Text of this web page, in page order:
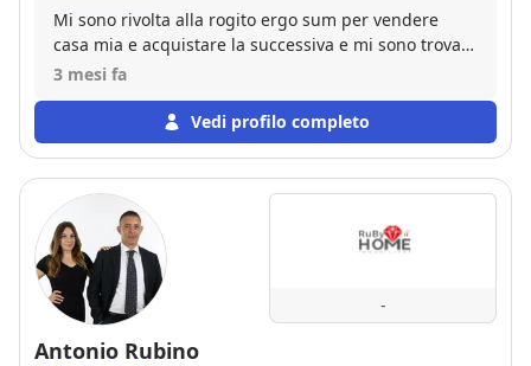
Mi sono rivolta alla rogito ergo sum per vendere
casa mia e acquistare la successiva e mi sono trovata
molto bene. Sara è una persona molto professionale
dubbio. Ottima esperienza
3 mesi fa
Vedi profilo completo
-
Antonio Rubino